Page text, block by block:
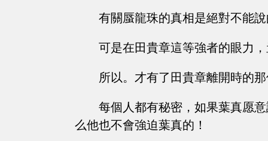
有關蜃龍珠的真相是絕對不能
可是在田貴章這等強者的眼力
所以。才有了田貴章離開時的
每個人都有秘密，如果葉真愿
么他也不會強迫葉真的！